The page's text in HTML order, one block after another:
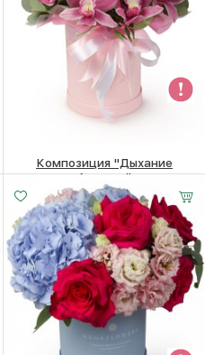
Композиция "Дыхание
Августа"
10570₽